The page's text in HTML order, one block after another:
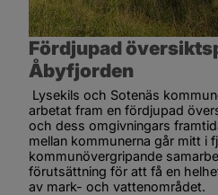
Fördjupad
Åbyfjorden
Lysekils och Sotenäs
arbetat fram en fördjupad
och dess omgivningars
mellan kommunerna går mitt i
kommunövergripande
förutsättning för att få en
av mark- och vattenområdet.